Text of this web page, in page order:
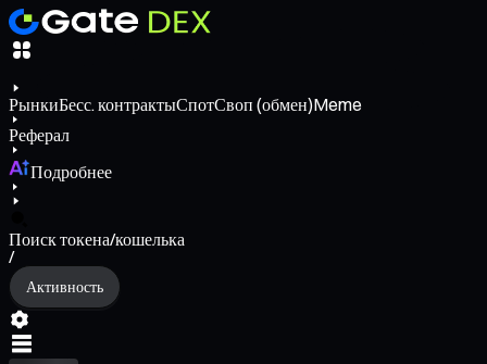
РынкиБесс. контрактыСпотСвоп (обмен)Meme
Реферал
Подробнее
Поиск токена/кошелька
/
Активность